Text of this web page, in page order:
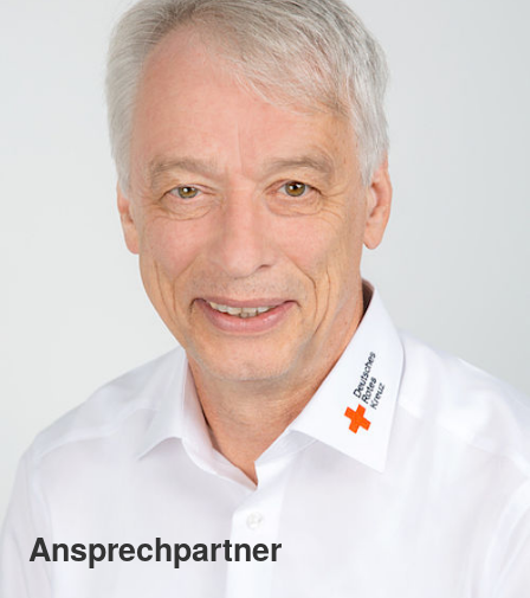
Ansprechpartner